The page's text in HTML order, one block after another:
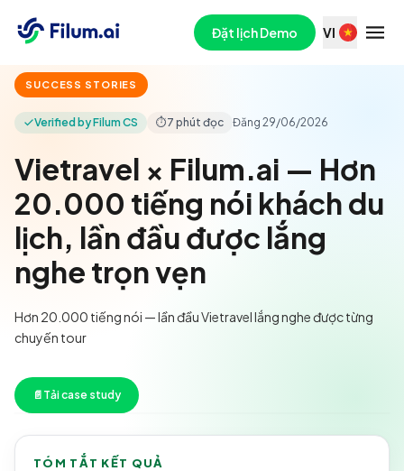
Đặt lịch Demo VI
SUCCESS STORIES
Verified by Filum CS ⏱7 phút đọc Đăng 29/06/2026
Vietravel × Filum.ai — Hơn
20.000 tiếng nói khách du
lịch, lần đầu được lắng
nghe trọn vẹn
Hơn 20.000 tiếng nói — lần đầu Vietravel lắng nghe được từng
chuyến tour
📄 Tải case study
TÓM TẮT KẾT QUẢ